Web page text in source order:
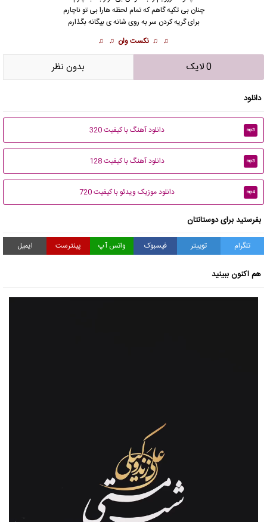
چنان بی تکیه گاهم که تمام لحظه هارا بی تو ناچارم
برای گریه کردن سر به روی شانه ی بیگانه بگذارم
♫ ♫ نکست وان ♫ ♫
0 لایک بدون نظر
دانلود
mp3 دانلود آهنگ با کیفیت 320
mp3 دانلود آهنگ با کیفیت 128
mp4 دانلود موزیک ویدئو با کیفیت 720
بفرستید برای دوستانتان
تلگرام توییتر فیسبوک واتس آپ پینترست ایمیل
هم اکنون ببینید